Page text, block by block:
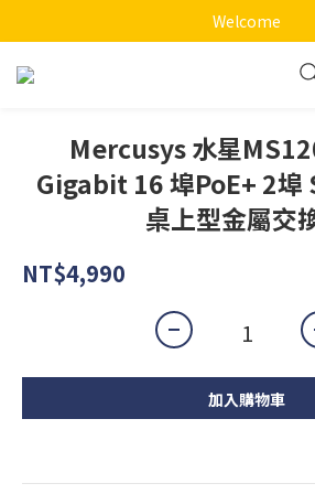
Welcome
Mercusys 水星
Gigabit 16 埠PoE+ 2埠
桌上型金屬交
NT$4,990
加入購物車